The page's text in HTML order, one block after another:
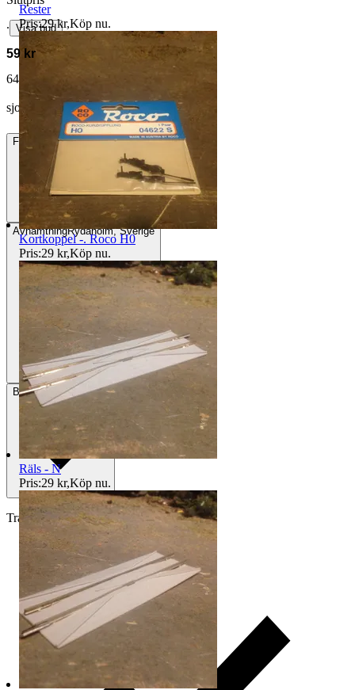
∙ Visa bud
59 kr
64 kr med köparskydd.
sjoerdb vann auktionen
Frakt Från 49 kr
AvhämtningRydaholm, Sverige
Betalning Via Tradera
Traderas köparskydd
Rester
Pris:29 kr,Köp nu.
Kortkoppel -. Roco H0
Pris:29 kr,Köp nu.
Räls - N
Pris:29 kr,Köp nu.